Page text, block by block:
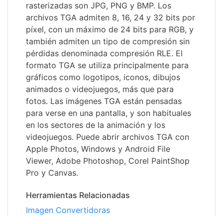
rasterizadas son JPG, PNG y BMP. Los
archivos TGA admiten 8, 16, 24 y 32 bits por
píxel, con un máximo de 24 bits para RGB, y
también admiten un tipo de compresión sin
pérdidas denominada compresión RLE. El
formato TGA se utiliza principalmente para
gráficos como logotipos, iconos, dibujos
animados o videojuegos, más que para
fotos. Las imágenes TGA están pensadas
para verse en una pantalla, y son habituales
en los sectores de la animación y los
videojuegos. Puede abrir archivos TGA con
Apple Photos, Windows y Android File
Viewer, Adobe Photoshop, Corel PaintShop
Pro y Canvas.
Herramientas Relacionadas
Imagen Convertidoras